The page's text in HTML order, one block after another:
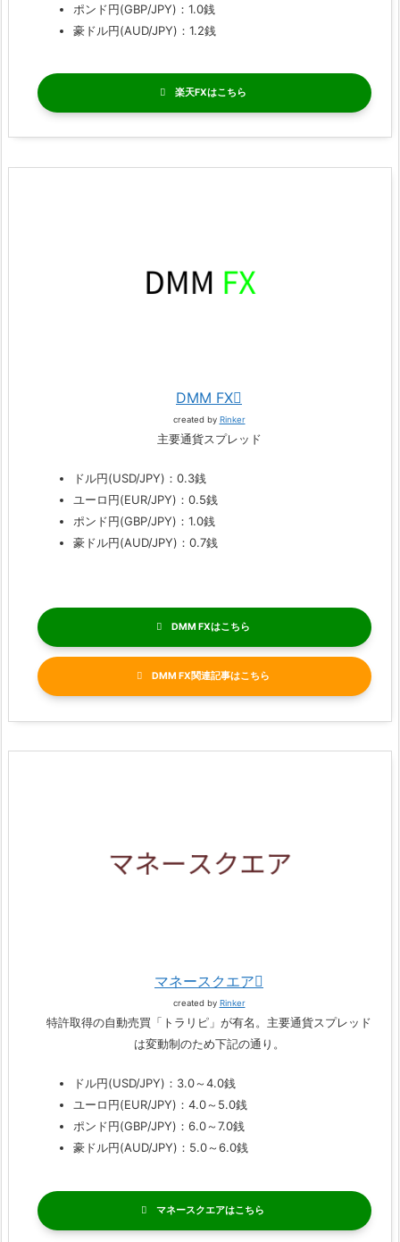
ポンド円(GBP/JPY)：1.0銭
豪ドル円(AUD/JPY)：1.2銭
楽天FX
DMM FX
created by Rinker
主要通貨スプレッド
ドル円(USD/JPY)：0.3銭
ユーロ円(EUR/JPY)：0.5銭
ポンド円(GBP/JPY)：1.0銭
豪ドル円(AUD/JPY)：0.7銭
DMM FX
DMM FX関連記事
マネースクエア
created by Rinker
特許取得の自動売買「トラリピ」が有名。主要通貨スプレッド
は変動制のため下記の通り。
ドル円(USD/JPY)：3.0～4.0銭
ユーロ円(EUR/JPY)：4.0～5.0銭
ポンド円(GBP/JPY)：6.0～7.0銭
豪ドル円(AUD/JPY)：5.0～6.0銭
マネースクエア